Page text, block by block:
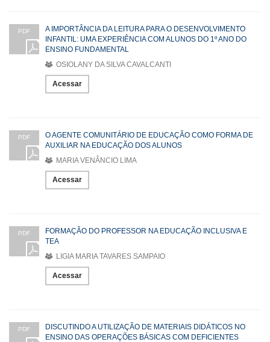
PDF
A IMPORTÂNCIA DA LEITURA PARA O DESENVOLVIMENTO
INFANTIL: UMA EXPERIÊNCIA COM ALUNOS DO 1º ANO DO
ENSINO FUNDAMENTAL
OSIOLANY DA SILVA CAVALCANTI
Acessar
PDF
O AGENTE COMUNITÁRIO DE EDUCAÇÃO COMO FORMA DE
AUXILIAR NA EDUCAÇÃO DOS ALUNOS
MARIA VENÂNCIO LIMA
Acessar
PDF
FORMAÇÃO DO PROFESSOR NA EDUCAÇÃO INCLUSIVA E
TEA
LIGIA MARIA TAVARES SAMPAIO
Acessar
PDF
DISCUTINDO A UTILIZAÇÃO DE MATERIAIS DIDÁTICOS NO
ENSINO DAS OPERAÇÕES BÁSICAS COM DEFICIENTES